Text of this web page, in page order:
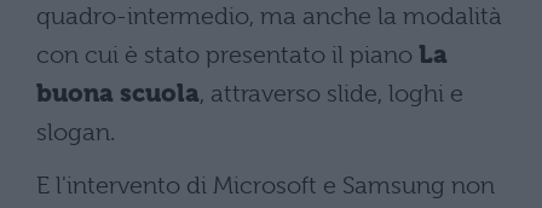
quadro-intermedio, ma anche la modalità
con cui è stato presentato il piano La
buona scuola, attraverso slide, loghi e
slogan.
E l'intervento di Microsoft e Samsung non